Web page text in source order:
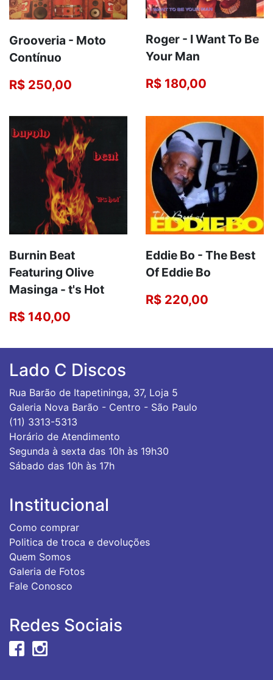
Grooveria - Moto
Contínuo
R$ 250,00
Roger ‎- I Want To Be
Your Man
R$ 180,00
Burnin Beat
Featuring Olive
Masinga - t's Hot
R$ 140,00
Eddie Bo - The Best
Of Eddie Bo
R$ 220,00
Lado C Discos
Rua Barão de Itapetininga, 37, Loja 5
Galeria Nova Barão - Centro - São Paulo
(11) 3313-5313
Horário de Atendimento
Segunda à sexta das 10h às 19h30
Sábado das 10h às 17h
Institucional
Como comprar
Politica de troca e devoluções
Quem Somos
Galeria de Fotos
Fale Conosco
Redes Sociais